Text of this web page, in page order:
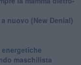
nuovo (New Denial)
maschilista